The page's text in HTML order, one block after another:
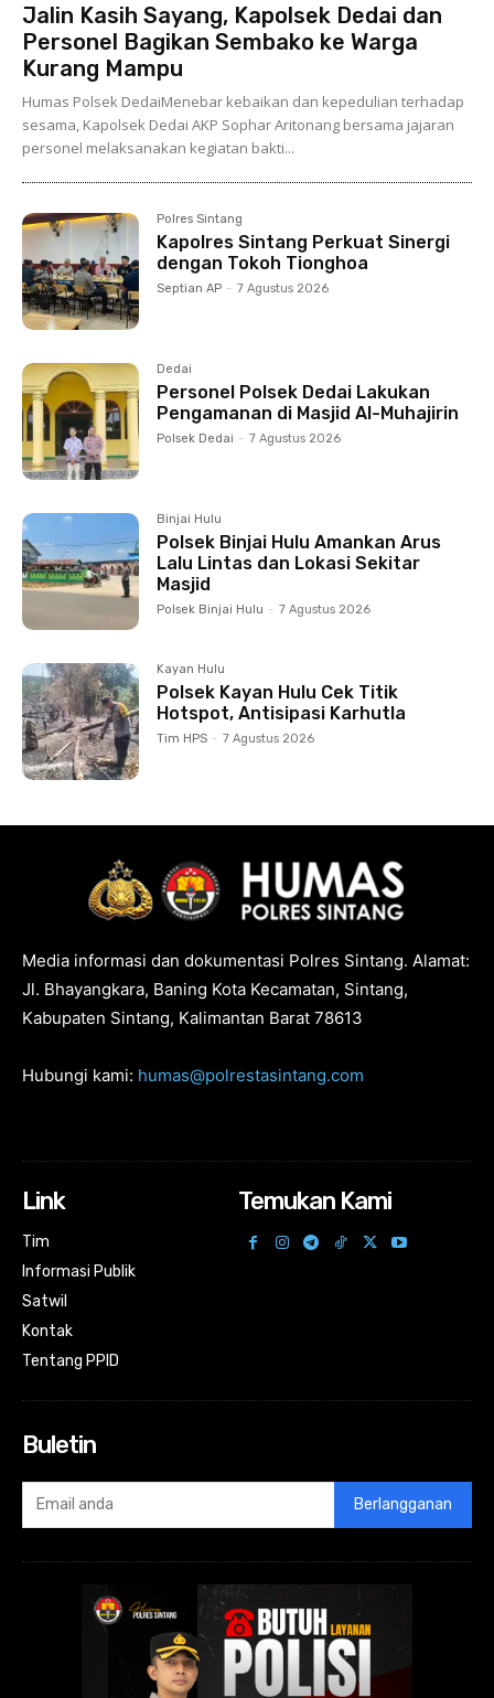
Jalin Kasih Sayang, Kapolsek Dedai dan
Personel Bagikan Sembako ke Warga
Kurang Mampu
Humas Polsek DedaiMenebar kebaikan dan kepedulian terhadap
sesama, Kapolsek Dedai AKP Sophar Aritonang bersama jajaran
personel melaksanakan kegiatan bakti...
Polres Sintang
Kapolres Sintang Perkuat Sinergi
dengan Tokoh Tionghoa
Septian AP - 7 Agustus 2026
Dedai
Personel Polsek Dedai Lakukan
Pengamanan di Masjid Al-Muhajirin
Polsek Dedai - 7 Agustus 2026
Binjai Hulu
Polsek Binjai Hulu Amankan Arus
Lalu Lintas dan Lokasi Sekitar
Masjid
Polsek Binjai Hulu - 7 Agustus 2026
Kayan Hulu
Polsek Kayan Hulu Cek Titik
Hotspot, Antisipasi Karhutla
Tim HPS - 7 Agustus 2026
Media informasi dan dokumentasi Polres Sintang. Alamat:
Jl. Bhayangkara, Baning Kota Kecamatan, Sintang,
Kabupaten Sintang, Kalimantan Barat 78613
Hubungi kami: humas@polrestasintang.com
Link
Tim
Informasi Publik
Satwil
Kontak
Tentang PPID
Temukan Kami
Buletin
Berlangganan